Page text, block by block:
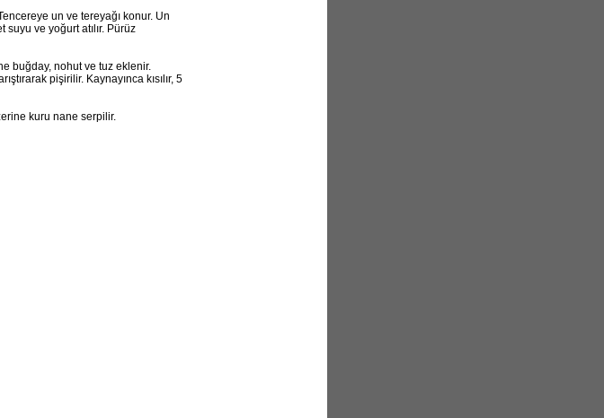
un ve tereyağı konur. Un
suyu ve yoğurt atılır. Pürüz
buğday, nohut ve tuz eklenir.
pişirilir. Kaynayınca kısılır, 5
kuru nane serpilir.